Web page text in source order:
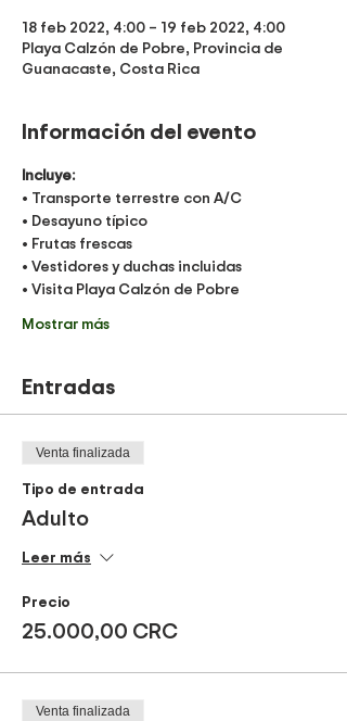
18 feb 2022, 4:00 – 19 feb 2022, 4:00
Playa Calzón de Pobre, Provincia de
Guanacaste, Costa Rica
Información del evento
Incluye:
• Transporte terrestre con A/C
• Desayuno típico
• Frutas frescas
• Vestidores y duchas incluidas
• Visita Playa Calzón de Pobre
Mostrar más
Entradas
Venta finalizada
Tipo de entrada
Adulto
Leer más
Precio
25.000,00 CRC
Venta finalizada